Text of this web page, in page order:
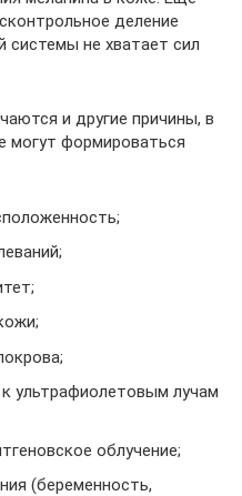
деление
системы не хватает сил
и другие причины, в
могут формироваться
ультрафиолетовым лучам
облучение;
(беременность,